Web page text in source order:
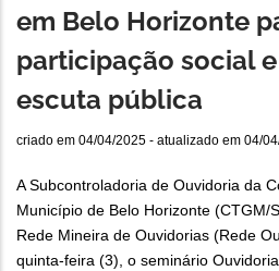
em Belo Horizonte
participação social
escuta pública
criado em 04/04/2025 - atualizado em 04/
A Subcontroladoria de Ouvidoria da
Município de Belo Horizonte (CTGM/
Rede Mineira de Ouvidorias (Rede
quinta-feira (3), o seminário